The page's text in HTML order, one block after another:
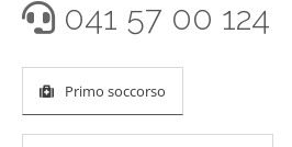
041 57 00 124
Primo soccorso